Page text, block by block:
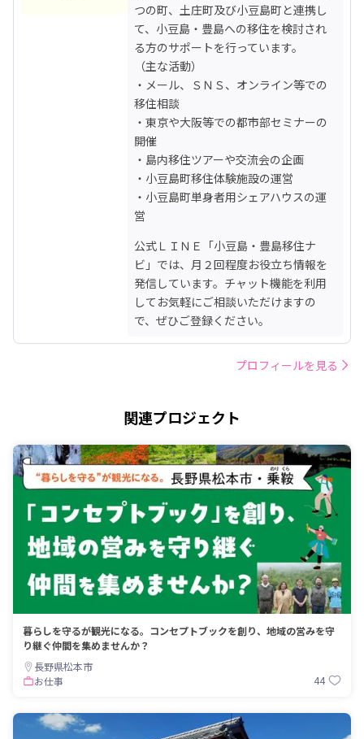
つの町、土庄町及び小豆島町と連携し
て、小豆島・豊島への移住を検討され
る方のサポートを行っています。
（主な活動）
・メール、ＳＮＳ、オンライン等での
移住相談
・東京や大阪等での都市部セミナーの
開催
・島内移住ツアーや交流会の企画
・小豆島町移住体験施設の運営
・小豆島町単身者用シェアハウスの運
営
公式ＬＩＮＥ「小豆島・豊島移住ナ
ビ」では、月２回程度お役立ち情報を
発信しています。チャット機能を利用
してお気軽にご相談いただけますの
で、ぜひご登録ください。
プロフィールを見る
関連プロジェクト
暮らしを守るが観光になる。コンセプトブックを創り、地域の営みを守
り継ぐ仲間を集めませんか？
長野県松本市
お仕事
44